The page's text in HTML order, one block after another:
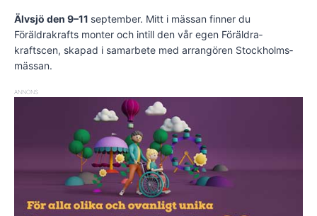
Älvsjö den 9–11 september. Mitt i mässan finner du
Föräldrakrafts monter och intill den vår egen Föräldra­
kraftscen, skapad i samarbete med arrangören Stockholms­
mässan.
ANNONS